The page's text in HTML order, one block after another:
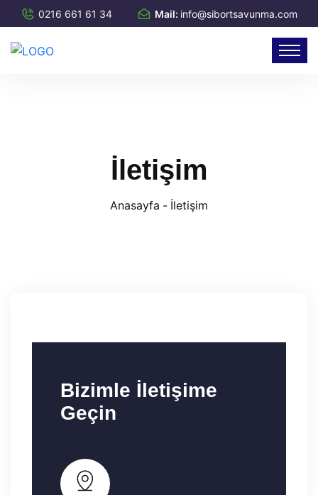
0216 661 61 34 Mail: info@sibortsavunma.com
İletişim
Anasayfa - İletişim
Bizimle İletişime
Geçin